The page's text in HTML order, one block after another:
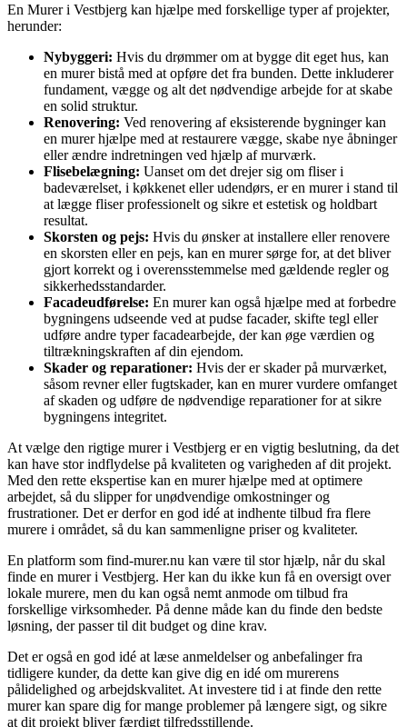
En Murer i Vestbjerg kan hjælpe med forskellige typer af projekter,
herunder:
Nybyggeri: Hvis du drømmer om at bygge dit eget hus, kan
en murer bistå med at opføre det fra bunden. Dette inkluderer
fundament, vægge og alt det nødvendige arbejde for at skabe
en solid struktur.
Renovering: Ved renovering af eksisterende bygninger kan
en murer hjælpe med at restaurere vægge, skabe nye åbninger
eller ændre indretningen ved hjælp af murværk.
Flisebelægning: Uanset om det drejer sig om fliser i
badeværelset, i køkkenet eller udendørs, er en murer i stand til
at lægge fliser professionelt og sikre et estetisk og holdbart
resultat.
Skorsten og pejs: Hvis du ønsker at installere eller renovere
en skorsten eller en pejs, kan en murer sørge for, at det bliver
gjort korrekt og i overensstemmelse med gældende regler og
sikkerhedsstandarder.
Facadeudførelse: En murer kan også hjælpe med at forbedre
bygningens udseende ved at pudse facader, skifte tegl eller
udføre andre typer facadearbejde, der kan øge værdien og
tiltrækningskraften af din ejendom.
Skader og reparationer: Hvis der er skader på murværket,
såsom revner eller fugtskader, kan en murer vurdere omfanget
af skaden og udføre de nødvendige reparationer for at sikre
bygningens integritet.
At vælge den rigtige murer i Vestbjerg er en vigtig beslutning, da det
kan have stor indflydelse på kvaliteten og varigheden af dit projekt.
Med den rette ekspertise kan en murer hjælpe med at optimere
arbejdet, så du slipper for unødvendige omkostninger og
frustrationer. Det er derfor en god idé at indhente tilbud fra flere
murere i området, så du kan sammenligne priser og kvaliteter.
En platform som find-murer.nu kan være til stor hjælp, når du skal
finde en murer i Vestbjerg. Her kan du ikke kun få en oversigt over
lokale murere, men du kan også nemt anmode om tilbud fra
forskellige virksomheder. På denne måde kan du finde den bedste
løsning, der passer til dit budget og dine krav.
Det er også en god idé at læse anmeldelser og anbefalinger fra
tidligere kunder, da dette kan give dig en idé om murerens
pålidelighed og arbejdskvalitet. At investere tid i at finde den rette
murer kan spare dig for mange problemer på længere sigt, og sikre
at dit projekt bliver færdigt tilfredsstillende.